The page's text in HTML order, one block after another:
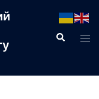
Пошук